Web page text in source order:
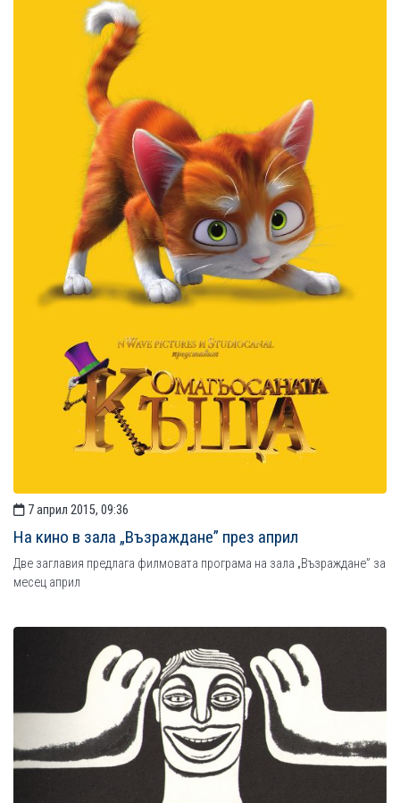
7 април 2015, 09:36
На кино в зала „Възраждане” през април
Две заглавия предлага филмовата програма на зала „Възраждане” за
месец април